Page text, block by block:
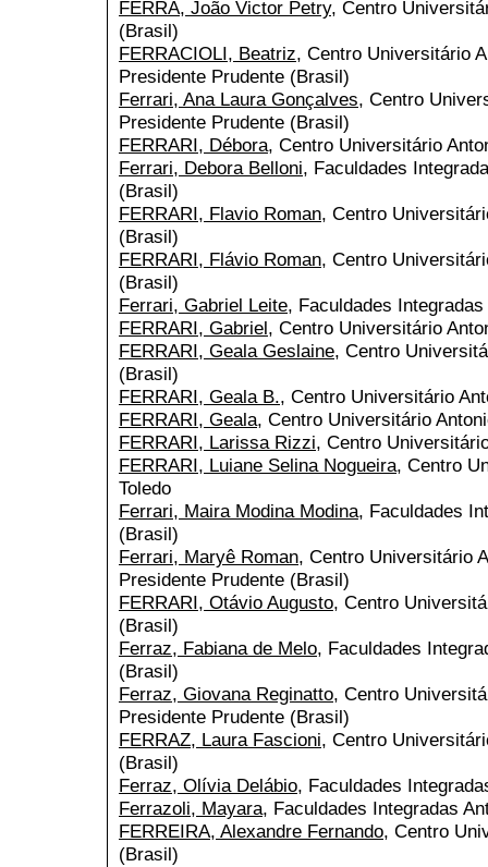
FERRA, João Victor Petry, Centro
(Brasil)
FERRACIOLI, Beatriz, Centro Universitário
Presidente Prudente (Brasil)
Ferrari, Ana Laura Gonçalves, Centro
Presidente Prudente (Brasil)
FERRARI, Débora, Centro Universitário
Ferrari, Debora Belloni, Faculdades
(Brasil)
FERRARI, Flavio Roman, Centro
(Brasil)
FERRARI, Flávio Roman, Centro
(Brasil)
Ferrari, Gabriel Leite, Faculdades
FERRARI, Gabriel, Centro Universitário
FERRARI, Geala Geslaine, Centro
(Brasil)
FERRARI, Geala B., Centro Universitário
FERRARI, Geala, Centro Universitário
FERRARI, Larissa Rizzi, Centro
FERRARI, Luiane Selina Nogueira, Centro
Toledo
Ferrari, Maira Modina Modina, Faculdades
(Brasil)
Ferrari, Maryê Roman, Centro Universitário
Presidente Prudente (Brasil)
FERRARI, Otávio Augusto, Centro
(Brasil)
Ferraz, Fabiana de Melo, Faculdades
(Brasil)
Ferraz, Giovana Reginatto, Centro
Presidente Prudente (Brasil)
FERRAZ, Laura Fascioni, Centro
(Brasil)
Ferraz, Olívia Delábio, Faculdades
Ferrazoli, Mayara, Faculdades Integradas
FERREIRA, Alexandre Fernando, Centro
(Brasil)